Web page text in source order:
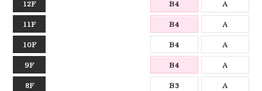
12F B4 A
11F B4 A
10F B4 A
9F B4 A
8F B3 A